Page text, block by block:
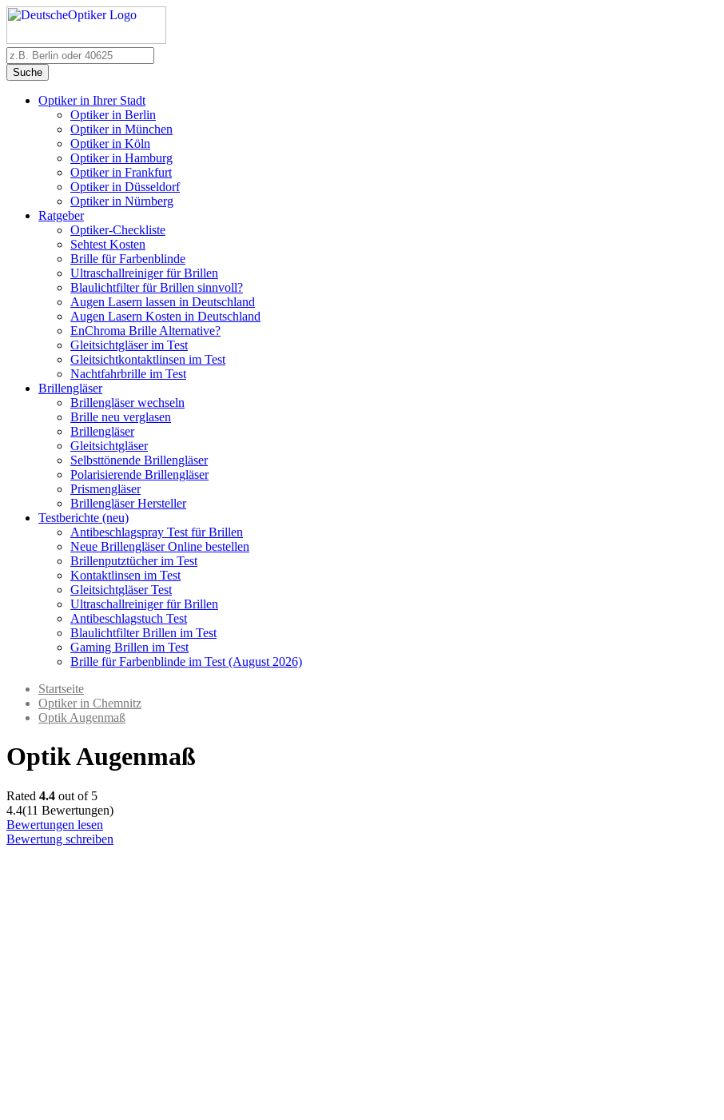
Suche
Optiker in Ihrer Stadt
Optiker in Berlin
Optiker in München
Optiker in Köln
Optiker in Hamburg
Optiker in Frankfurt
Optiker in Düsseldorf
Optiker in Nürnberg
Ratgeber
Optiker-Checkliste
Sehtest Kosten
Brille für Farbenblinde
Ultraschallreiniger für Brillen
Blaulichtfilter für Brillen sinnvoll?
Augen Lasern lassen in Deutschland
Augen Lasern Kosten in Deutschland
EnChroma Brille Alternative?
Gleitsichtgläser im Test
Gleitsichtkontaktlinsen im Test
Nachtfahrbrille im Test
Brillengläser
Brillengläser wechseln
Brille neu verglasen
Brillengläser
Gleitsichtgläser
Selbsttönende Brillengläser
Polarisierende Brillengläser
Prismengläser
Brillengläser Hersteller
Testberichte (neu)
Antibeschlagspray Test für Brillen
Neue Brillengläser Online bestellen
Brillenputztücher im Test
Kontaktlinsen im Test
Gleitsichtgläser Test
Ultraschallreiniger für Brillen
Antibeschlagstuch Test
Blaulichtfilter Brillen im Test
Gaming Brillen im Test
Brille für Farbenblinde im Test (August 2026)
Startseite
Optiker in Chemnitz
Optik Augenmaß
Optik Augenmaß
Rated 4.4 out of 5
4.4(11 Bewertungen)
Bewertungen lesen
Bewertung schreiben